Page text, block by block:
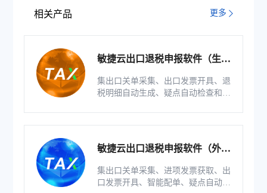
相关产品 更多
敏捷云出口退税申报软件（生产
集出口关单采集、出口发票开具、退
税明细自动生成、疑点自动检查和调
敏捷云出口退税申报软件（外贸
集出口关单采集、进项发票获取、出
口发票开具、智能配单、疑点自动检